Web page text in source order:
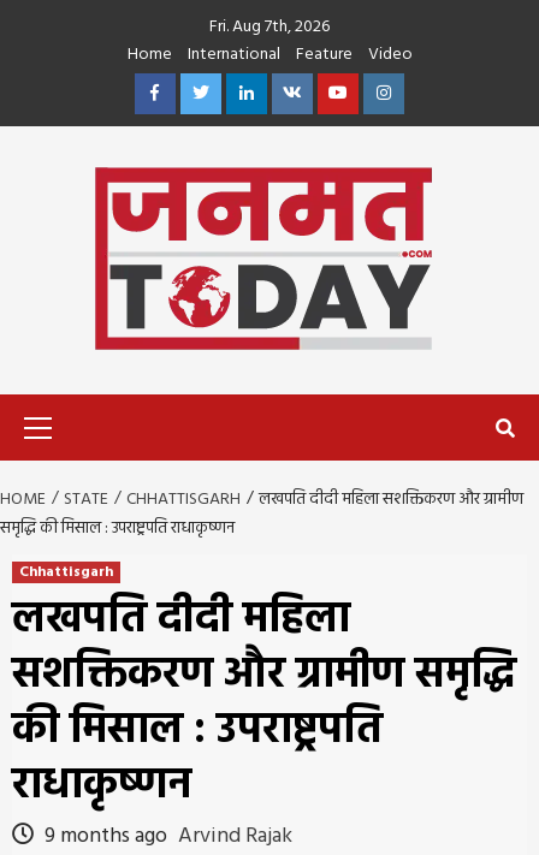
Fri. Aug 7th, 2026
Home
International Feature
Video
FacebookTwitterLinkedin
VK YoutubeInstagram
HOME STATE CHHATTISGARH
लखपति दीदी महिला सशक्तिकरण और ग्रामीण
समृद्धि की मिसाल : उपराष्ट्रपति राधाकृष्णन
Chhattisgarh
लखपति दीदी महिला
सशक्तिकरण और ग्रामीण समृद्धि
की मिसाल : उपराष्ट्रपति
राधाकृष्णन
9 months ago Arvind Rajak